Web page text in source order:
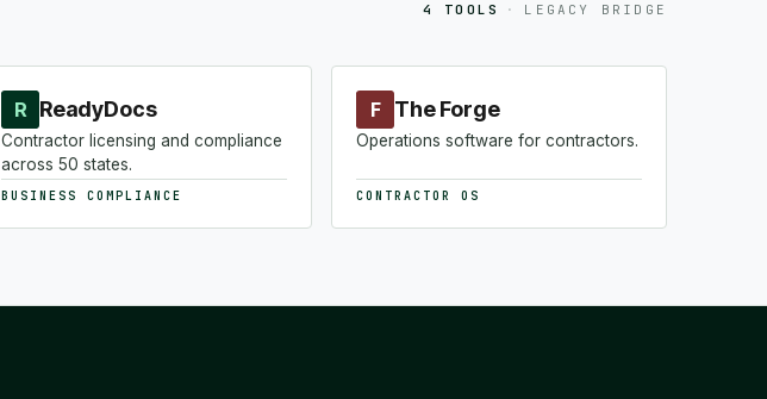
4 TOOLS · LEGACY BRIDGE
R ReadyDocs
Contractor licensing and compliance
across 50 states.
BUSINESS COMPLIANCE
F The Forge
Operations software for contractors.
CONTRACTOR OS